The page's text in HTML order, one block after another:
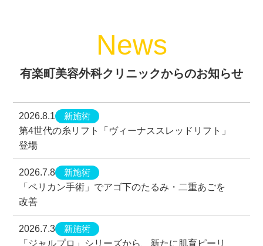
News
有楽町美容外科クリニックからのお知らせ
2026.8.1
新施術
第4世代の糸リフト「ヴィーナススレッドリフト」
登場
2026.7.8
新施術
「ペリカン手術」でアゴ下のたるみ・二重あごを
改善
2026.7.3
新施術
「ジャルプロ」シリーズから、新たに肌育ピーリ